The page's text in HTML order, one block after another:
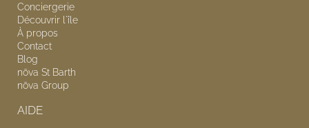
Conciergerie
Découvrir l'île
À propos
Contact
Blog
nōva St Barth
nōva Group
AIDE